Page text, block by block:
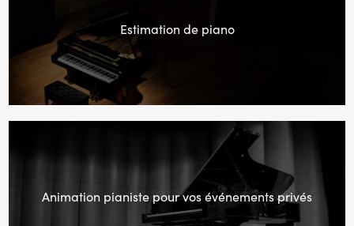
Estimation de piano
Animation pianiste pour vos événements privés